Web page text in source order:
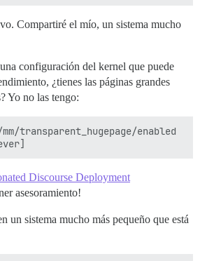
Compartiré el mío, un sistema mucho
configuración del kernel que puede
¿tienes las páginas grandes
Yo no las tengo:
transparent_hugepage/enabled
Discourse Deployment
asesoramiento!
un sistema mucho más pequeño que está